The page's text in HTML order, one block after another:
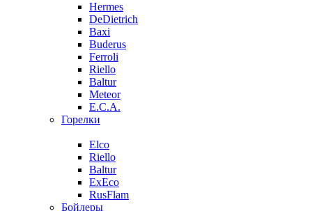
Hermes
DeDietrich
Baxi
Buderus
Ferroli
Riello
Baltur
Meteor
E.C.A.
Горелки
Elco
Riello
Baltur
ExEco
RusFlam
Бойлеры